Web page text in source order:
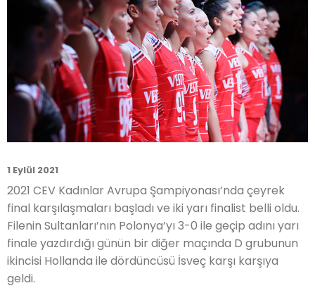
1 Eylül 2021
2021 CEV Kadınlar Avrupa Şampiyonası’nda çeyrek
final karşılaşmaları başladı ve iki yarı finalist belli oldu.
Filenin Sultanları’nın Polonya’yı 3-0 ile geçip adını yarı
finale yazdırdığı günün bir diğer maçında D grubunun
ikincisi Hollanda ile dördüncüsü İsveç karşı karşıya
geldi.